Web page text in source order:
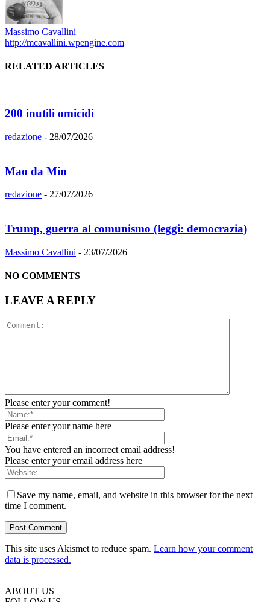
Massimo Cavallini
http://mcavallini.wpengine.com
RELATED ARTICLES
200 inutili omicidi
redazione - 28/07/2026
Mao da Min
redazione - 27/07/2026
Trump, guerra al comunismo (leggi: democrazia)
Massimo Cavallini - 23/07/2026
NO COMMENTS
LEAVE A REPLY
Please enter your comment!
Please enter your name here
You have entered an incorrect email address!
Please enter your email address here
Save my name, email, and website in this browser for the next
time I comment.
This site uses Akismet to reduce spam. Learn how your comment
data is processed.
ABOUT US